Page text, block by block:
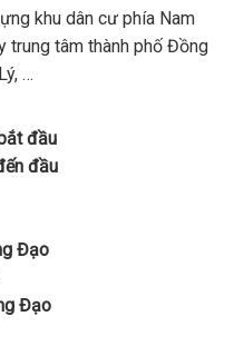
khu dân cư phía Nam
trung tâm thành phố Đồng
…
đầu
đầu
Đạo
Đạo